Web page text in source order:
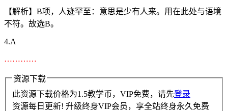
【解析】B项，人迹罕至：意思是少有人来。用在此处与语境
不符。故选B。
4.A
…………
资源下载
此资源下载价格为1.5教学币，VIP免费，请先登录
资源每日更新! 升级终身VIP会员，享全站终身永久免费